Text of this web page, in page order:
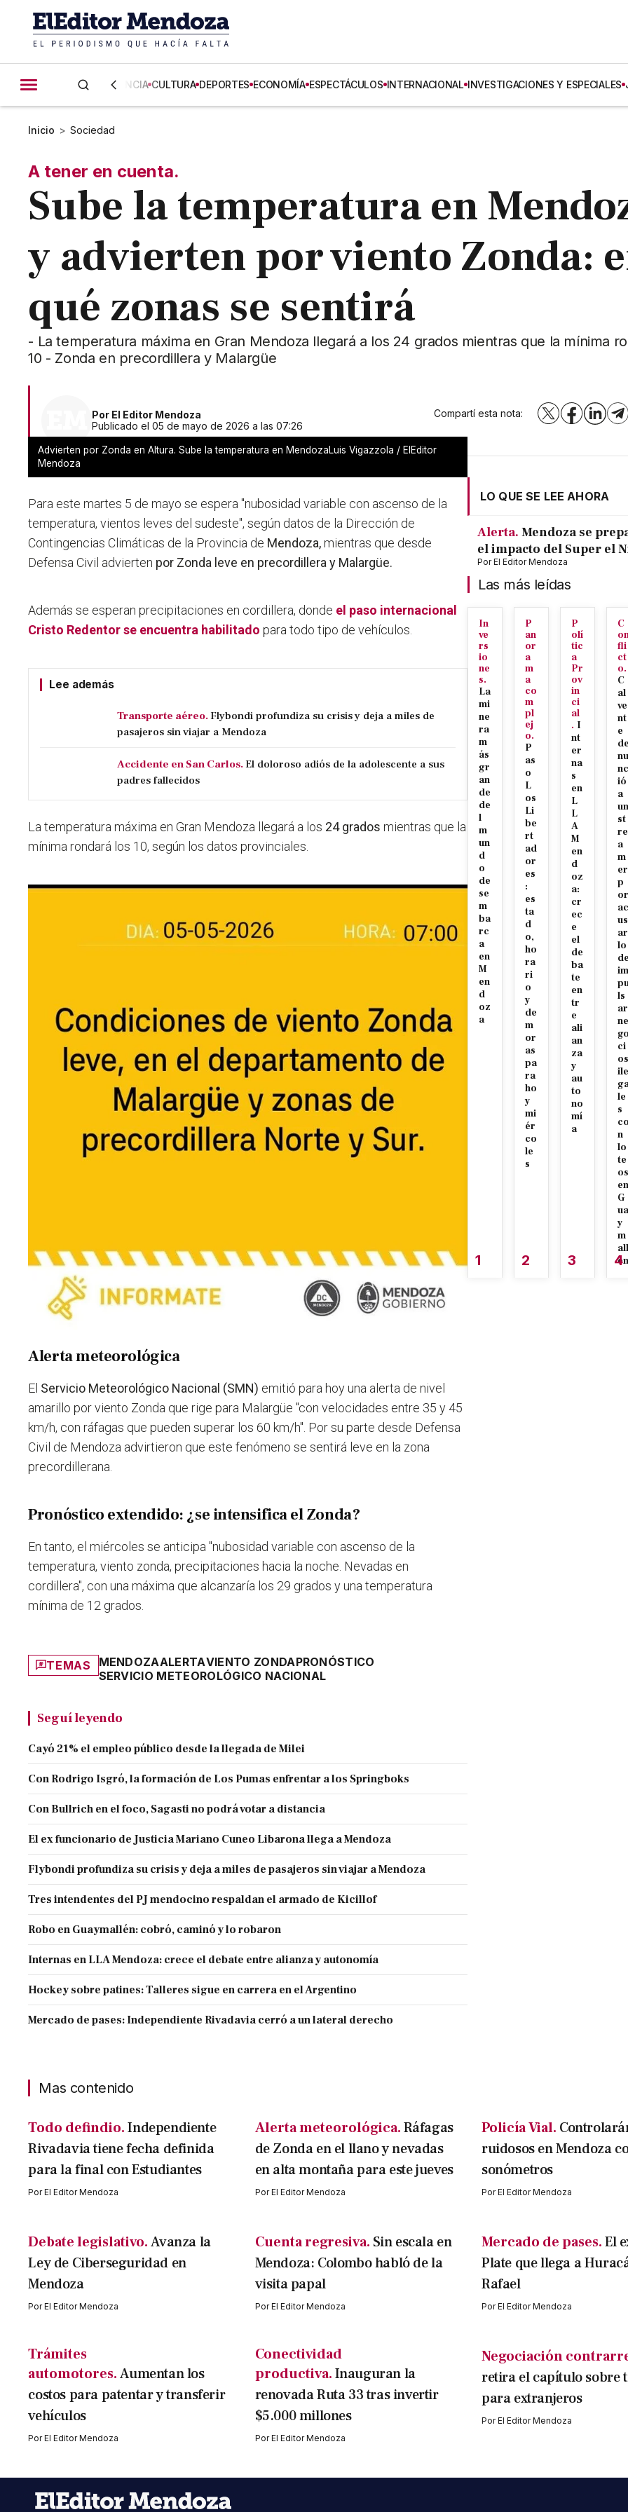
CIENCIA CULTURA DEPORTES ECONOMÍA ESPECTÁCULOS INTERNACIONAL INVESTIGACIONES Y ESPECIALES
Inicio > Sociedad
A tener en cuenta.
Sube la temperatura en
y advierten por viento Zonda:
qué zonas se sentirá
- La temperatura máxima en Gran Mendoza llegará a los 24 grados mientras que la mínima
10 - Zonda en precordillera y Malargüe
Por El Editor Mendoza
Publicado el 05 de mayo de 2026 a las 07:26
Compartí esta nota: X Facebook
Advierten por Zonda en Altura. Sube la temperatura en MendozaLuis Vigazzola / ElEditor
Mendoza
Para este martes 5 de mayo se espera "nubosidad variable con ascenso de la
temperatura, vientos leves del sudeste", según datos de la Dirección de
Contingencias Climáticas de la Provincia de Mendoza,mientras que desde
Defensa Civil advierten por Zonda leve en precordillera y Malargüe.
Además se esperan precipitaciones en cordillera, donde el paso internacional
Cristo Redentor se encuentra habilitadopara todo tipo de vehículos.
Lee además
Transporte aéreo. Flybondi profundiza su crisis y deja a miles de
pasajeros sin viajar a Mendoza
Accidente en San Carlos. El doloroso adiós de la adolescente a sus
padres fallecidos
La temperatura máxima en Gran Mendoza llegará a los 24 grados mientras que la
mínima rondará los 10, según los datos provinciales.
Alerta meteorológica
El Servicio Meteorológico Nacional (SMN) emitió para hoy una alerta de nivel
amarillo por viento Zonda que rige para Malargüe "con velocidades entre 35 y 45
km/h, con ráfagas que pueden superar los 60 km/h". Por su parte desde Defensa
Civil de Mendoza advirtieron que este fenómeno se sentirá leve en la zona
precordillerana.
Pronóstico extendido: ¿se intensifica el Zonda?
En tanto, el miércoles se anticipa "nubosidad variable con ascenso de la
temperatura, viento zonda, precipitaciones hacia la noche. Nevadas en
cordillera", con una máxima que alcanzaría los 29 grados y una temperatura
mínima de 12 grados.
TEMAS MENDOZAALERTAVIENTO ZONDAPRONÓSTICO
SERVICIO METEOROLÓGICO NACIONAL
Seguí leyendo
Cayó 21% el empleo público desde la llegada de Milei
Con Rodrigo Isgró, la formación de Los Pumas enfrentar a los Springboks
Con Bullrich en el foco, Sagasti no podrá votar a distancia
El ex funcionario de Justicia Mariano Cuneo Libarona llega a Mendoza
Flybondi profundiza su crisis y deja a miles de pasajeros sin viajar a Mendoza
Tres intendentes del PJ mendocino respaldan el armado de Kicillof
Robo en Guaymallén: cobró, caminó y lo robaron
Internas en LLA Mendoza: crece el debate entre alianza y autonomía
Hockey sobre patines: Talleres sigue en carrera en el Argentino
Mercado de pases: Independiente Rivadavia cerró a un lateral derecho
LO QUE SE LEE AHORA
Alerta. Mendoza se
el impacto del Super el
PorEl Editor Mendoza
Las más leídas
In
ve
rs
io
ne
s.
La
mi
ne
ra
m
ás
gr
an
de
de
l
m
un
d
o
de
se
m
ba
rc
a
en
M
en
d
oz
a
1
P
an
or
a
m
a
co
m
pl
ej
o.
P
as
o
L
os
Li
be
rt
ad
or
es
:
es
ta
d
o,
ho
ra
ri
o
y
de
m
or
as
pa
ra
ho
y
mi
ér
co
le
s
2
P
olí
tic
a
Pr
ov
in
ci
al
. I
nt
er
na
s
en
L
L
A
M
en
d
oz
a:
cr
ec
e
el
de
ba
te
en
tr
e
ali
an
za
y
au
to
no
mí
a
3
C
fli
ct
o.
C
al
ve
nt
e
nu
nc
ió
a
un
st
re
a
m
er
p
or
ac
us
ar
lo
im
ls
ar
ne
ci
os
ile
le
s
n
lo
te
os
en
G
ua
y
m
all
én
4
Mas contenido
Todo defindio. Independiente
Rivadavia tiene fecha definida
para la final con Estudiantes
PorEl Editor Mendoza
Alerta meteorológica.Ráfagas
de Zonda en el llano y nevadas
en alta montaña para este jueves
PorEl Editor Mendoza
Policía Vial.
ruidosos en Mendoza
sonómetros
PorEl Editor Mendoza
Debate legislativo. Avanza la
Ley de Ciberseguridad en
Mendoza
PorEl Editor Mendoza
Cuenta regresiva. Sin escala en
Mendoza: Colombo habló de la
visita papal
PorEl Editor Mendoza
Mercado de pases.El
Plate que llega a
Rafael
PorEl Editor Mendoza
Trámites
automotores. Aumentan los
costos para patentar y transferir
vehículos
PorEl Editor Mendoza
Conectividad
productiva.Inauguran la
renovada Ruta 33 tras invertir
$5.000 millones
PorEl Editor Mendoza
Negociación
retira el capítulo sobre
para extranjeros
PorEl Editor Mendoza